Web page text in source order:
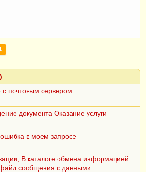
почтовым сервером
документа Оказание услуги
ошибка в моем запросе
В каталоге обмена информацией
сообщения с данными.